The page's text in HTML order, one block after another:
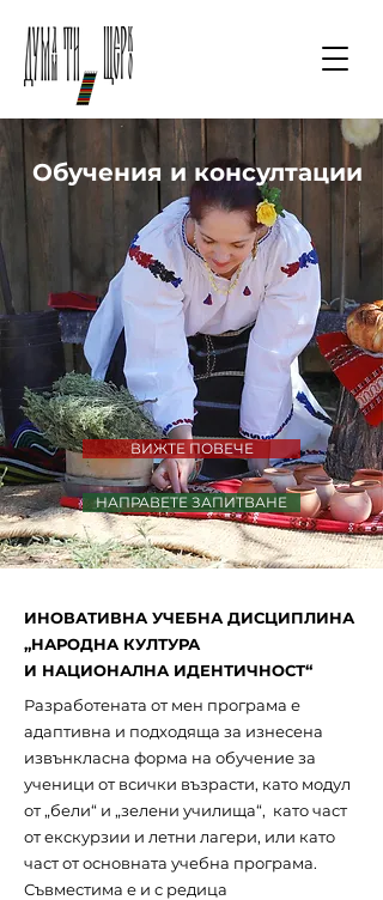
Обучения и консултации
ВИЖТЕ ПОВЕЧЕ
НАПРАВЕТЕ ЗАПИТВАНЕ
ИНОВАТИВНА УЧЕБНА ДИСЦИПЛИНА
„НАРОДНА КУЛТУРА
И НАЦИОНАЛНА ИДЕНТИЧНОСТ“
Разработената от мен програма е
адаптивна и подходяща за изнесена
извънкласна форма на обучение за
ученици от всички възрасти, като модул
от „бели“ и „зелени училища“, като част
от екскурзии и летни лагери, или като
част от основната учебна програма.
Съвместима е и с редица